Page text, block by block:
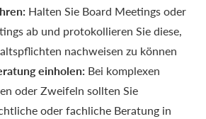
Halten Sie Board Meetings oder
ab und protokollieren Sie diese,
nachweisen zu können
einholen: Bei komplexen
oder Zweifeln sollten Sie
oder fachliche Beratung in